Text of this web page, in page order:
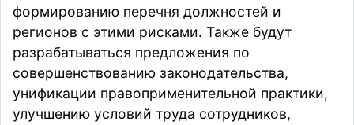
формированию перечня должностей и
регионов с этими рисками. Также будут
разрабатываться предложения по
совершенствованию законодательства,
унификации правоприменительной практики,
улучшению условий труда сотрудников,